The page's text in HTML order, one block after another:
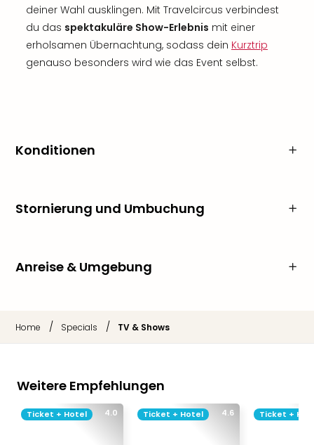
deiner Wahl ausklingen. Mit Travelcircus verbindest
du das spektakuläre Show-Erlebnis mit einer
erholsamen Übernachtung, sodass dein Kurztrip
genauso besonders wird wie das Event selbst.
Konditionen
Stornierung und Umbuchung
Anreise & Umgebung
Home / Specials / TV & Shows
Weitere Empfehlungen
4.0
Ticket + Hotel 4.6
Ticket + Hotel Ticket +